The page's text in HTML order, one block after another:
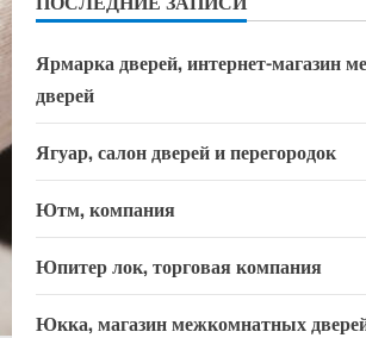
Ярмарка дверей, интернет-магазин
дверей
Ягуар, салон дверей и перегородок
Ютм, компания
Юпитер лок, торговая компания
Юкка, магазин межкомнатных